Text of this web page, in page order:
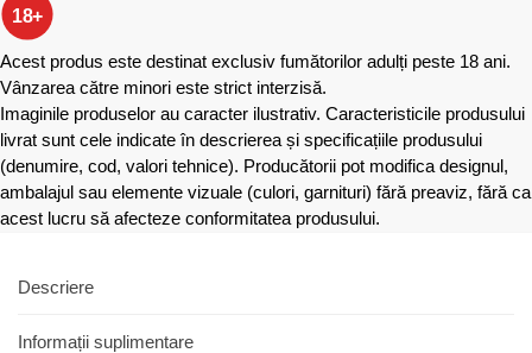
18+
Acest produs este destinat exclusiv fumătorilor adulți peste 18 ani.
Vânzarea către minori este strict interzisă.
Imaginile produselor au caracter ilustrativ. Caracteristicile produsului
livrat sunt cele indicate în descrierea și specificațiile produsului
(denumire, cod, valori tehnice). Producătorii pot modifica designul,
ambalajul sau elemente vizuale (culori, garnituri) fără preaviz, fără ca
acest lucru să afecteze conformitatea produsului.
Descriere
Informații suplimentare